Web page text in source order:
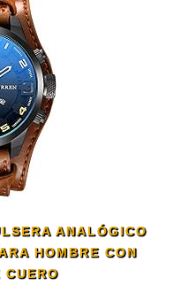
ANALÓGICO
HOMBRE CON
CUERO